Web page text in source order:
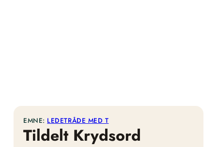
EMNE: LEDETRÅDE MED T
Tildelt Krydsord